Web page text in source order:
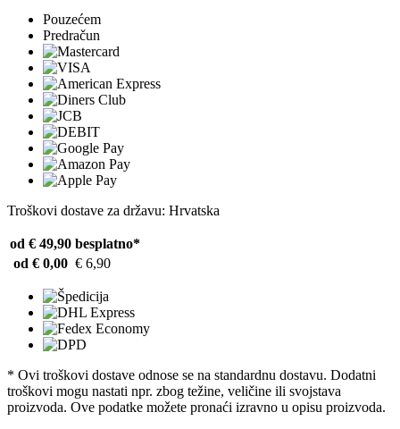
Pouzećem
Predračun
Troškovi dostave za državu: Hrvatska
od € 49,90 besplatno*
od € 0,00 € 6,90
* Ovi troškovi dostave odnose se na standardnu ​​dostavu. Dodatni
troškovi mogu nastati npr. zbog težine, veličine ili svojstava
proizvoda. Ove podatke možete pronaći izravno u opisu proizvoda.